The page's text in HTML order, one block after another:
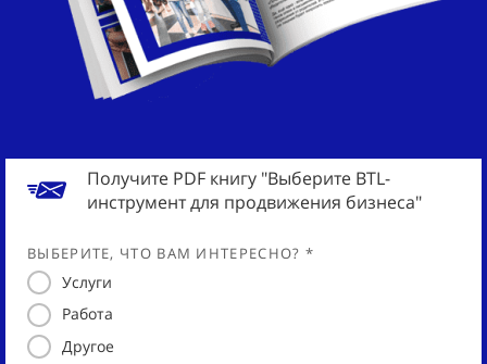
Получите PDF книгу "Выберите BTL-
инструмент для продвижения бизнеса"
ВЫБЕРИТЕ, ЧТО ВАМ ИНТЕРЕСНО? *
Услуги
Работа
Другое